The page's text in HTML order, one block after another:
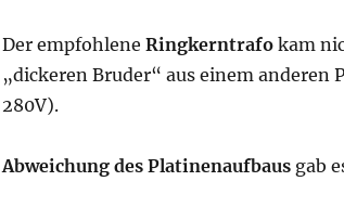
Der empfohlene Ringkerntrafokam
„dickeren Bruder“ aus einem
280V).
Abweichung des Platinenaufbausgab